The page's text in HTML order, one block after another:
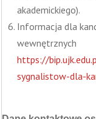
akademickiego).
Informacja dla
wewnętrznych
https://
sygnalistow-dla-